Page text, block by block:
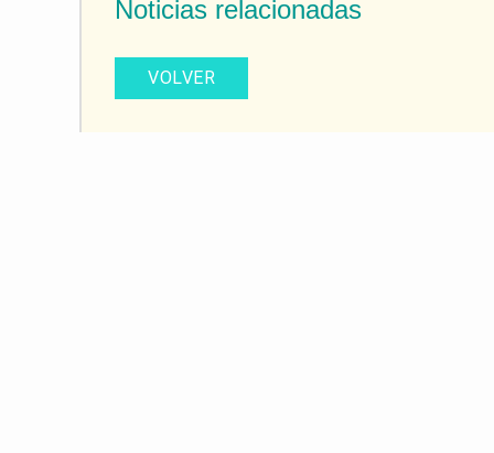
Noticias relacionadas
VOLVER